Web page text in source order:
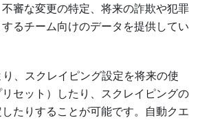
審な変更の特定、将来の詐欺や犯罪
るチーム向けのデータを提供してい
、スクレイピング設定を将来の使
セット）したり、スクレイピングの
たりすることが可能です。自動クエ